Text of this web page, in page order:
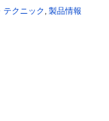
テクニック 製品情報